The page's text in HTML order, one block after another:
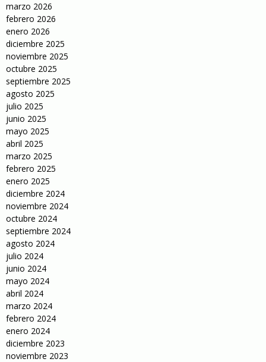
marzo 2026
febrero 2026
enero 2026
diciembre 2025
noviembre 2025
octubre 2025
septiembre 2025
agosto 2025
julio 2025
junio 2025
mayo 2025
abril 2025
marzo 2025
febrero 2025
enero 2025
diciembre 2024
noviembre 2024
octubre 2024
septiembre 2024
agosto 2024
julio 2024
junio 2024
mayo 2024
abril 2024
marzo 2024
febrero 2024
enero 2024
diciembre 2023
noviembre 2023